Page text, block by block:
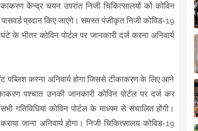
केन्द्र चयन उपरांत निजी चिकित्सालयों को कोविन
पासवर्ड प्रदान किए जाएंगे। समस्त पंजीकृत निजी कोविड-19
के भीतर कोविन पोर्टल पर जानकारी दर्ज करना अनिवार्य
पब्लिश करना अनिवार्य होगा जिससे टीकाकरण के लिए आने
पश्चात उनकी जानकारी कोविन पोर्टल पर दर्ज कर
गतिविधियां कोविन पोर्टल के माध्यम से संचालित होंगी।
जाना अनिवार्य होगा। निजी चिकित्सालय कोविड-19